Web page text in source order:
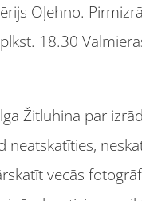
Oļehno.
18.30
Žitluhina par
neatskatīties,
vecās